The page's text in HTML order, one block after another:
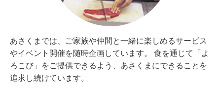
あさくまでは、ご家族や仲間と一緒に楽しめるサービス
やイベント開催を随時企画しています。 食を通じて「よ
ろこび」をご提供できるよう、あさくまにできることを
追求し続けています。